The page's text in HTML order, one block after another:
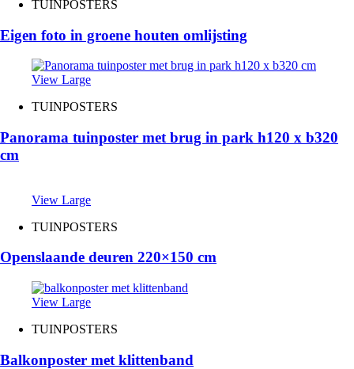
TUINPOSTERS
Eigen foto in groene houten omlijsting
View Large
TUINPOSTERS
Panorama tuinposter met brug in park h120 x b320
cm
View Large
TUINPOSTERS
Openslaande deuren 220×150 cm
View Large
TUINPOSTERS
Balkonposter met klittenband